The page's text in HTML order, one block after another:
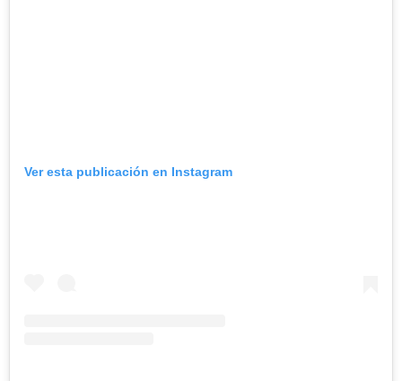
Ver esta publicación en Instagram